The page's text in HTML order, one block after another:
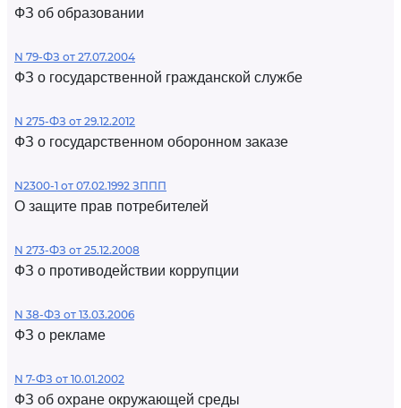
ФЗ об образовании
N 79-ФЗ от 27.07.2004
ФЗ о государственной гражданской службе
N 275-ФЗ от 29.12.2012
ФЗ о государственном оборонном заказе
N2300-1 от 07.02.1992 ЗППП
О защите прав потребителей
N 273-ФЗ от 25.12.2008
ФЗ о противодействии коррупции
N 38-ФЗ от 13.03.2006
ФЗ о рекламе
N 7-ФЗ от 10.01.2002
ФЗ об охране окружающей среды